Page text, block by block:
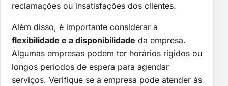
reclamações ou insatisfações dos clientes.
Além disso, é importante considerar a
flexibilidade e a disponibilidade da empresa.
Algumas empresas podem ter horários rígidos ou
longos períodos de espera para agendar
serviços. Verifique se a empresa pode atender às